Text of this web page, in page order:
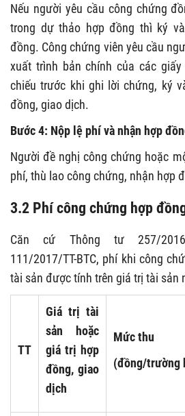
Nếu người yêu cầu công chứng
trong dự thảo hợp đồng thì ký
đồng. Công chứng viên yêu cầu
xuất trình bản chính của các
chiếu trước khi ghi lời chứng, ký
đồng, giao dịch.
Bước 4: Nộp lệ phí và nhận hợp
Người đề nghị công chứng hoặc
phí, thù lao công chứng, nhận hợp
3.2 Phí công chứng hợp
Căn cứ Thông tư 257/
111/2017/TT-BTC, phí khi công
tài sản được tính trên giá trị tài sản
TT
Giá trị tài
sản hoặc
giá trị hợp
đồng, giao
dịch
Mức thu
(đồng/trường